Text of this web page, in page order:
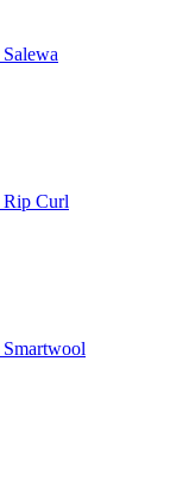
Salewa
Rip Curl
Smartwool